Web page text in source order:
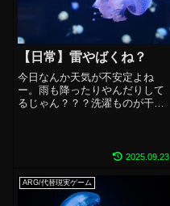
【日常】雷やばくね？
今日なんか天気が不安定よね
ー。雨も降ったりやんだりして
るじゃん？？？洗濯ものが干し
のたこ足は雷除けがついてるや
しようってちょ...
2025.09.23
ARG/代替現実ゲーム